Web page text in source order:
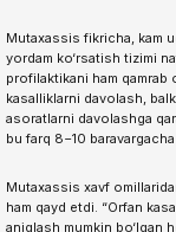
Mutaxassis fikricha, kam
yordam ko‘rsatish tizimi
profilaktikani ham qamrab
kasalliklarni davolash,
asoratlarni davolashga
bu farq 8−10
Mutaxassis xavf
ham qayd etdi. “Orfan
aniqlash mumkin bo‘lgan